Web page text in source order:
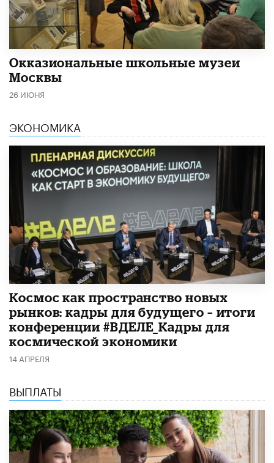
​Окказиональные школьные музеи
Москвы
26 ИЮНЯ
ЭКОНОМИКА
Космос как пространство новых
рынков: кадры для будущего – итоги
конференции #ВДЕЛЕ_Кадры для
космической экономики
14 АПРЕЛЯ
ВЫПЛАТЫ